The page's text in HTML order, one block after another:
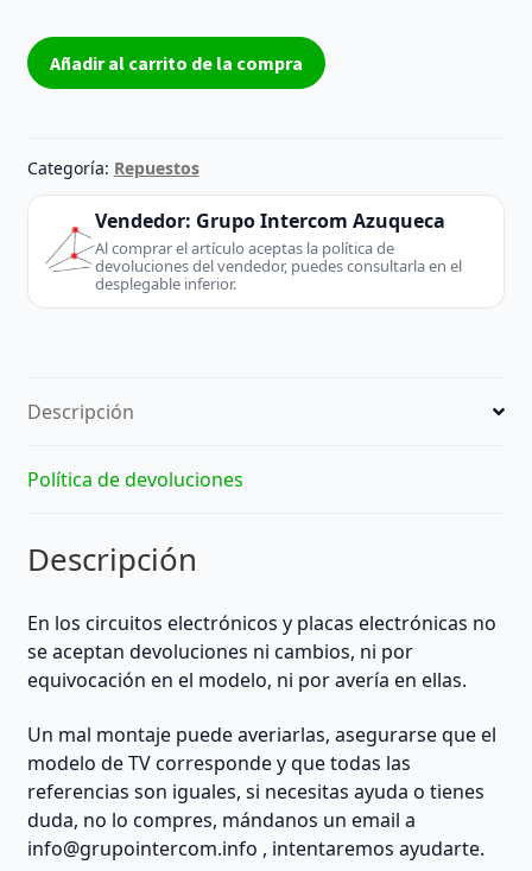
CABLE
IDE
E253299
2651
105ºC
300V
VW-
1
conector
34
derecho
|
55cm
largo
REACONDICIONADO
cantidad
Añadir al carrito de la compra
Categoría: Repuestos
Vendedor: Grupo Intercom Azuqueca
Al comprar el artículo aceptas la política de
devoluciones del vendedor, puedes consultarla en el
desplegable inferior.
Descripción
Política de devoluciones
Descripción
En los circuitos electrónicos y placas electrónicas no
se aceptan devoluciones ni cambios, ni por
equivocación en el modelo, ni por avería en ellas.
Un mal montaje puede averiarlas, asegurarse que el
modelo de TV corresponde y que todas las
referencias son iguales, si necesitas ayuda o tienes
duda, no lo compres, mándanos un email a
info@grupointercom.info , intentaremos ayudarte.